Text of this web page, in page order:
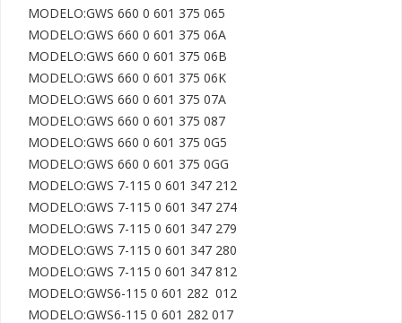
MODELO:GWS 660 0 601 375 065
MODELO:GWS 660 0 601 375 06A
MODELO:GWS 660 0 601 375 06B
MODELO:GWS 660 0 601 375 06K
MODELO:GWS 660 0 601 375 07A
MODELO:GWS 660 0 601 375 087
MODELO:GWS 660 0 601 375 0G5
MODELO:GWS 660 0 601 375 0GG
MODELO:GWS 7-115 0 601 347 212
MODELO:GWS 7-115 0 601 347 274
MODELO:GWS 7-115 0 601 347 279
MODELO:GWS 7-115 0 601 347 280
MODELO:GWS 7-115 0 601 347 812
MODELO:GWS6-115 0 601 282  012
MODELO:GWS6-115 0 601 282 017